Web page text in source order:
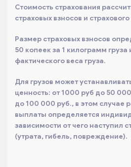
Стоимость страхования
страховых взносов и
Размер страховых взносов
50 копеек за 1 килограмм груза
фактического веса груза.
Для грузов может
ценность: от 1000 руб до 50
до 100 000 руб., в этом случае
выплаты определяется
зависимости от чего наступил
(утрата, гибель, повреждение).